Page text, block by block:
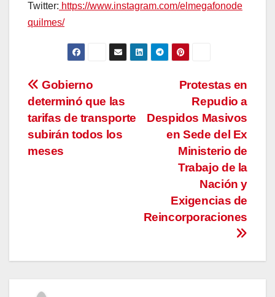
Twitter: https://www.instagram.com/elmegafonode
quilmes/
Navegación
de
entradas
Protestas en
Repudio a
Despidos Masivos
en Sede del Ex
Ministerio de
Trabajo de la
Nación y
Exigencias de
Reincorporaciones
Gobierno
determinó que las
tarifas de transporte
subirán todos los
meses